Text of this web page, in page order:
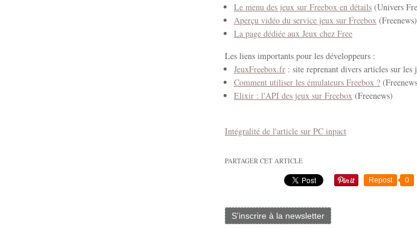
Le menu des jeux sur Freebox en détails (Univers
Aperçu vidéo du service jeux sur Freebox (Freenews)
La page dédiée aux Jeux chez Free
Les liens importants pour les développeurs :
JeuxFreebox.fr : site reprenant divers articles sur les
Comment utiliser les émulateurs Freebox ?
Elixir : l'API des jeux sur Freebox (Freenews)
Intégralité de l'article sur PC inpact
PARTAGER CET ARTICLE
Repost 0
S'inscrire à la newsletter